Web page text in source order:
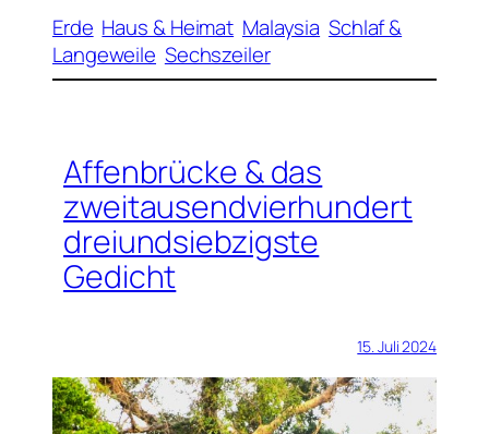
Erde Haus & Heimat Malaysia Schlaf &
Langeweile Sechszeiler
Affenbrücke & das
zweitausendvierhundert
dreiundsiebzigste
Gedicht
15. Juli 2024